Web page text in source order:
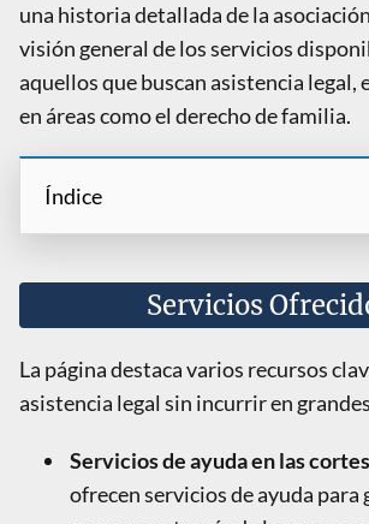
una historia detallada de la
visión general de los servicios
aquellos que buscan asistencia legal,
en áreas como el derecho de familia.
Índice
Servicios
La página destaca varios recursos
asistencia legal sin incurrir en
Servicios de ayuda en las
ofrecen servicios de ayuda para